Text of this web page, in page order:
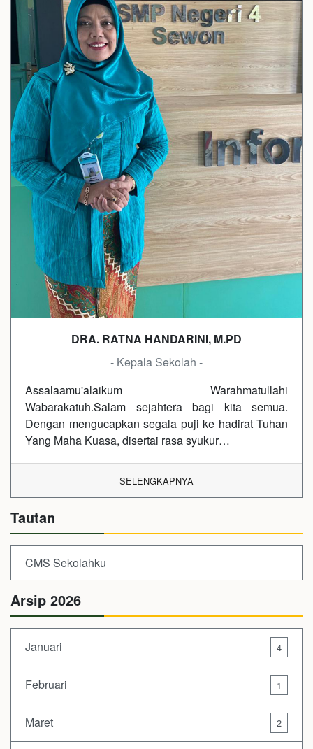
DRA. RATNA HANDARINI, M.PD
- Kepala Sekolah -
Assalaamu'alaikum Warahmatullahi
Wabarakatuh.Salam sejahtera bagi kita semua.
Dengan mengucapkan segala puji ke hadirat Tuhan
Yang Maha Kuasa, disertai rasa syukur…
SELENGKAPNYA
Tautan
CMS Sekolahku
Arsip 2026
Januari 4
Februari 1
Maret 2